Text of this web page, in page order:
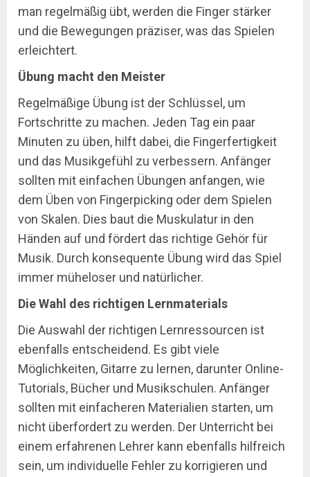
man regelmäßig übt, werden die Finger stärker
und die Bewegungen präziser, was das Spielen
erleichtert.
Übung macht den Meister
Regelmäßige Übung ist der Schlüssel, um
Fortschritte zu machen. Jeden Tag ein paar
Minuten zu üben, hilft dabei, die Fingerfertigkeit
und das Musikgefühl zu verbessern. Anfänger
sollten mit einfachen Übungen anfangen, wie
dem Üben von Fingerpicking oder dem Spielen
von Skalen. Dies baut die Muskulatur in den
Händen auf und fördert das richtige Gehör für
Musik. Durch konsequente Übung wird das Spiel
immer müheloser und natürlicher.
Die Wahl des richtigen Lernmaterials
Die Auswahl der richtigen Lernressourcen ist
ebenfalls entscheidend. Es gibt viele
Möglichkeiten, Gitarre zu lernen, darunter Online-
Tutorials, Bücher und Musikschulen. Anfänger
sollten mit einfacheren Materialien starten, um
nicht überfordert zu werden. Der Unterricht bei
einem erfahrenen Lehrer kann ebenfalls hilfreich
sein, um individuelle Fehler zu korrigieren und